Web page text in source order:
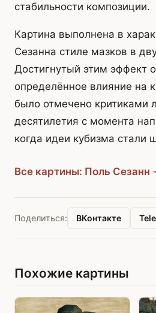
стабильности композиции.
Картина выполнена в
Сезанна стиле мазков в
Достигнутый этим эффект
определённое влияние на
было отмечено критиками
десятилетия с момента
когда идеи кубизма стали
Все картины: Поль Сезанн
Поделиться: ВКонтакте
Похожие картины